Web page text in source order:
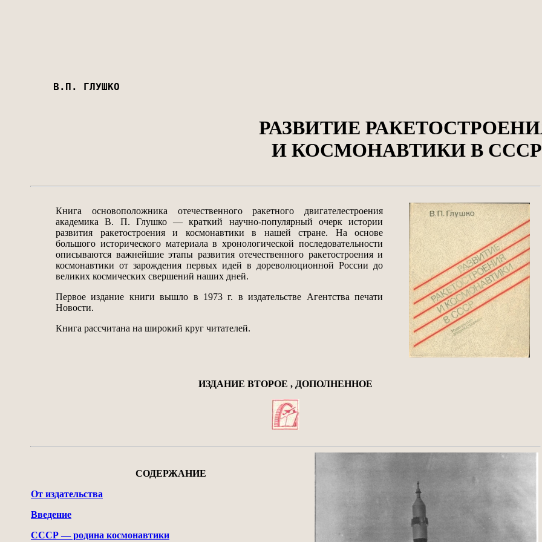
В.П. ГЛУШКО
РАЗВИТИЕ
И КОСМОНАВТИКИ В СССР
Книга основоположника отечественного ракетного двигателестроения
академика В. П. Глушко — краткий научно-популярный очерк истории
развития ракетостроения и космонавтики в нашей стране. На основе
большого исторического материала в хронологической последовательности
описываются важнейшие этапы развития отечественного ракетостроения и
космонавтики от зарождения первых идей в дореволюционной России до
великих космических свершений наших дней.
Первое издание книги вышло в 1973 г. в издательстве Агентства печати
Новости.
Книга рассчитана на широкий круг читателей.
ИЗДАНИЕ ВТОРОЕ , ДОПОЛНЕННОЕ
СОДЕРЖАНИЕ
От издательства
Введение
СССР — родина космонавтики